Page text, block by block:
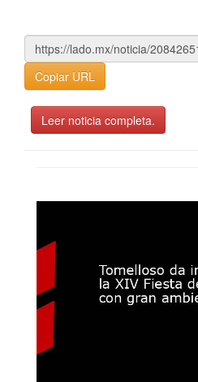
Copiar URL
Leer noticia completa.